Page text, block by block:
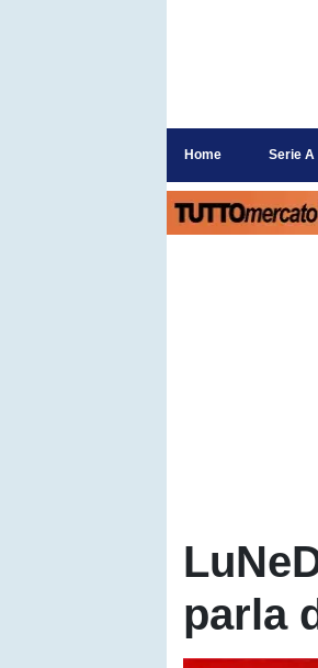
Home Serie A
parla